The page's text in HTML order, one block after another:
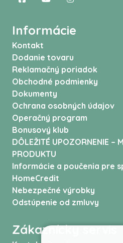
Informácie
Kontakt
Dodanie tovaru
Reklamačný poriadok
Obchodné podmienky
Dokumenty
Ochrana osobných údajov
Operačný program
Bonusový klub
DÔLEŽITÉ UPOZORNENIE –
PRODUKTU
Informácie a poučenia pre
HomeCredit
Nebezpečné výrobky
Odstúpenie od zmluvy
Zákaznícky servis